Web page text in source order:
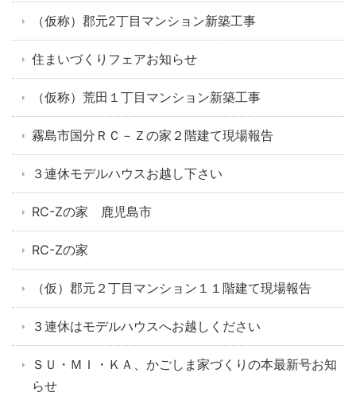
（仮称）郡元2丁目マンション新築工事
住まいづくりフェアお知らせ
（仮称）荒田１丁目マンション新築工事
霧島市国分ＲＣ－Ｚの家２階建て現場報告
３連休モデルハウスお越し下さい
RC-Zの家 鹿児島市
RC-Zの家
（仮）郡元２丁目マンション１１階建て現場報告
３連休はモデルハウスへお越しください
ＳＵ・ＭＩ・ＫＡ、かごしま家づくりの本最新号お知
らせ